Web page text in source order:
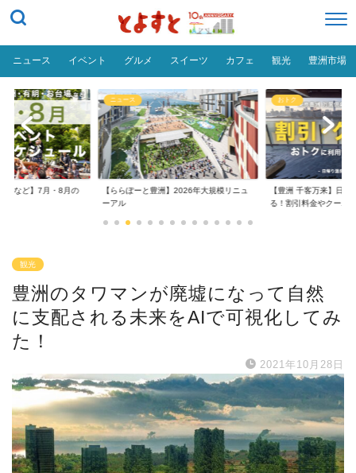
ニュース イベント グルメ スイーツ カフェ 観光 豊洲市場
場など】7月・8月の
ニュース
【ららぽーと豊洲】2026年大規模リニュ
ーアル
おトク
【豊洲 千客万来】日帰
る！割引料金やクーポ...
観光
豊洲のタワマンが廃墟になって自然
に支配される未来をAIで可視化してみ
た！
2021年10月28日